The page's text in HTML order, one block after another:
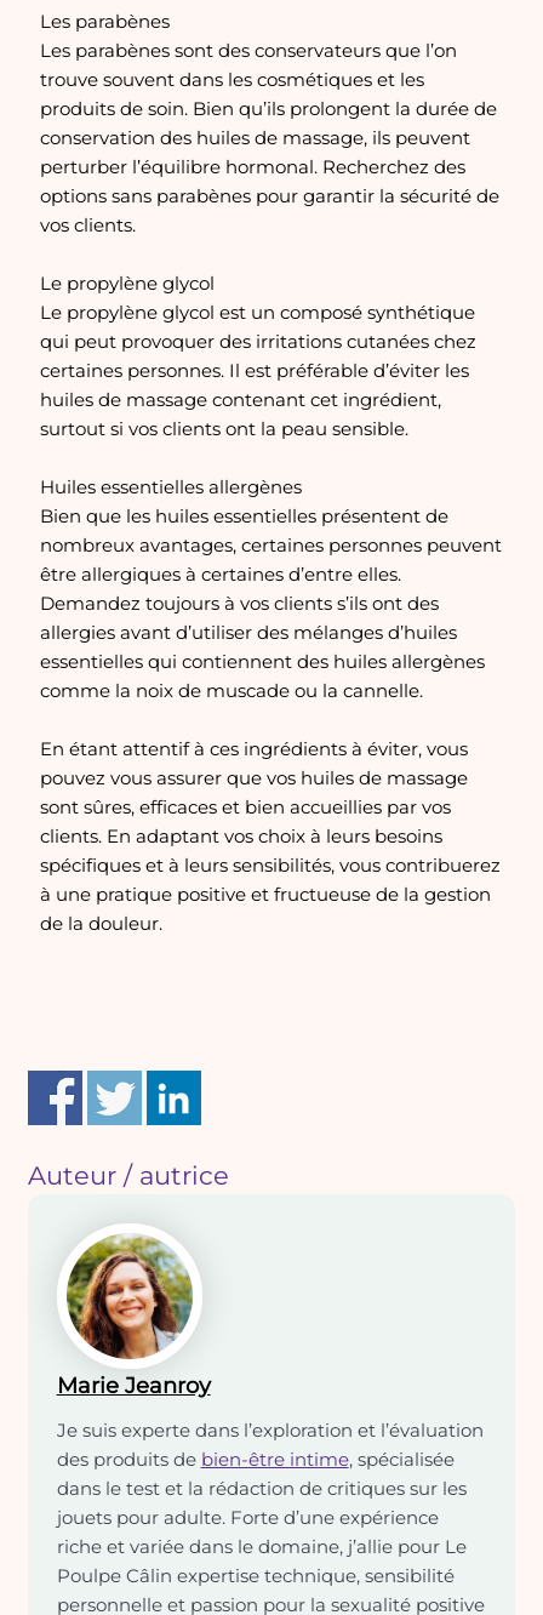
Les parabènes
Les parabènes sont des conservateurs que l’on
trouve souvent dans les cosmétiques et les
produits de soin. Bien qu’ils prolongent la durée de
conservation des huiles de massage, ils peuvent
perturber l’équilibre hormonal. Recherchez des
options sans parabènes pour garantir la sécurité de
vos clients.
Le propylène glycol
Le propylène glycol est un composé synthétique
qui peut provoquer des irritations cutanées chez
certaines personnes. Il est préférable d’éviter les
huiles de massage contenant cet ingrédient,
surtout si vos clients ont la peau sensible.
Huiles essentielles allergènes
Bien que les huiles essentielles présentent de
nombreux avantages, certaines personnes peuvent
être allergiques à certaines d’entre elles.
Demandez toujours à vos clients s’ils ont des
allergies avant d’utiliser des mélanges d’huiles
essentielles qui contiennent des huiles allergènes
comme la noix de muscade ou la cannelle.
En étant attentif à ces ingrédients à éviter, vous
pouvez vous assurer que vos huiles de massage
sont sûres, efficaces et bien accueillies par vos
clients. En adaptant vos choix à leurs besoins
spécifiques et à leurs sensibilités, vous contribuerez
à une pratique positive et fructueuse de la gestion
de la douleur.
Auteur / autrice
Marie Jeanroy
Je suis experte dans l’exploration et l’évaluation
des produits de bien-être intime, spécialisée
dans le test et la rédaction de critiques sur les
jouets pour adulte. Forte d’une expérience
riche et variée dans le domaine, j’allie pour Le
Poulpe Câlin expertise technique, sensibilité
personnelle et passion pour la sexualité positive